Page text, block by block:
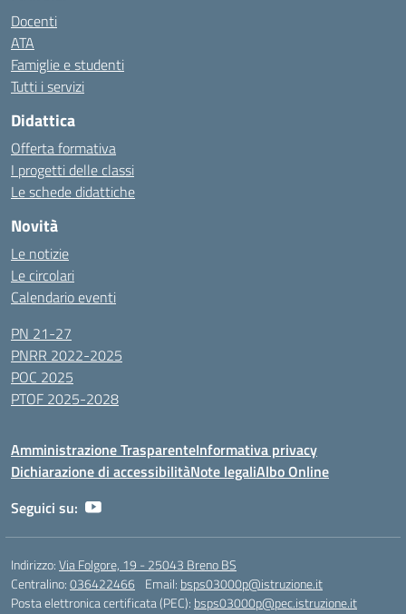
Docenti
ATA
Famiglie e studenti
Tutti i servizi
Didattica
Offerta formativa
I progetti delle classi
Le schede didattiche
Novità
Le notizie
Le circolari
Calendario eventi
PN 21-27
PNRR 2022-2025
POC 2025
PTOF 2025-2028
Amministrazione TrasparenteInformativa privacy
Dichiarazione di accessibilitàNote legaliAlbo Online
Seguici su:
Indirizzo:Via Folgore, 19 - 25043 Breno BS
Centralino:036422466 Email: bsps03000p@istruzione.it
Posta elettronica certificata (PEC): bsps03000p@pec.istruzione.it